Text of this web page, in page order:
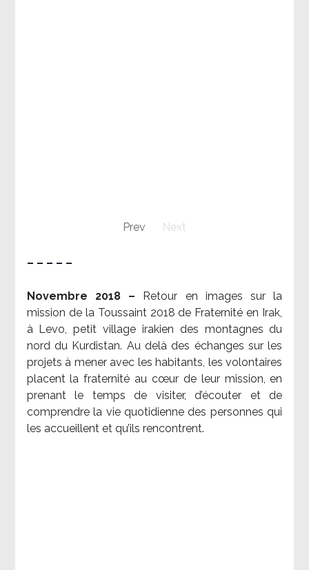
Prev Next
– – – – –
Novembre 2018 –
Retour en images sur la
mission de la Toussaint 2018 de Fraternité en Irak,
à Levo, petit village irakien des montagnes du
nord du Kurdistan. Au delà des échanges sur les
projets à mener avec les habitants, les volontaires
placent la fraternité au cœur de leur mission, en
prenant le temps de visiter, d’écouter et de
comprendre la vie quotidienne des personnes qui
les accueillent et qu’ils rencontrent.